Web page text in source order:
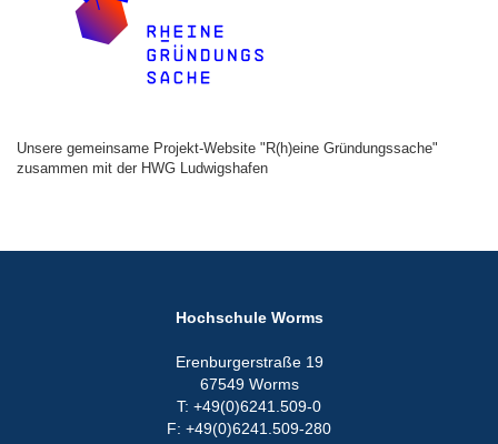
Unsere gemeinsame Projekt-Website "R(h)eine Gründungssache"
zusammen mit der HWG Ludwigshafen
Hochschule Worms
Erenburgerstraße 19
67549 Worms
T: +49(0)6241.509-0
F: +49(0)6241.509-280